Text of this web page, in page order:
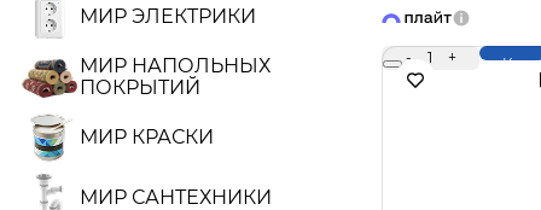
МИР ЭЛЕКТРИКИ
МИР НАПОЛЬНЫХ
ПОКРЫТИЙ
МИР КРАСКИ
МИР САНТЕХНИКИ
- 1 +